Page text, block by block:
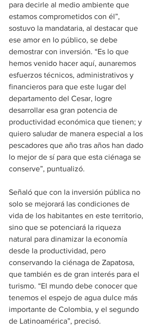
para decirle al medio ambiente que
estamos comprometidos con él”,
sostuvo la mandataria, al destacar que
ese amor en lo público, se debe
demostrar con inversión. “Es lo que
hemos venido hacer aquí, aunaremos
esfuerzos técnicos, administrativos y
financieros para que este lugar del
departamento del Cesar, logre
desarrollar esa gran potencia de
productividad económica que tienen; y
quiero saludar de manera especial a los
pescadores que año tras años han dado
lo mejor de sí para que esta ciénaga se
conserve”, puntualizó.
Señaló que con la inversión pública no
solo se mejorará las condiciones de
vida de los habitantes en este territorio,
sino que se potenciará la riqueza
natural para dinamizar la economía
desde la productividad, pero
conservando la ciénaga de Zapatosa,
que también es de gran interés para el
turismo. “El mundo debe conocer que
tenemos el espejo de agua dulce más
importante de Colombia, y el segundo
de Latinoamérica”, precisó.